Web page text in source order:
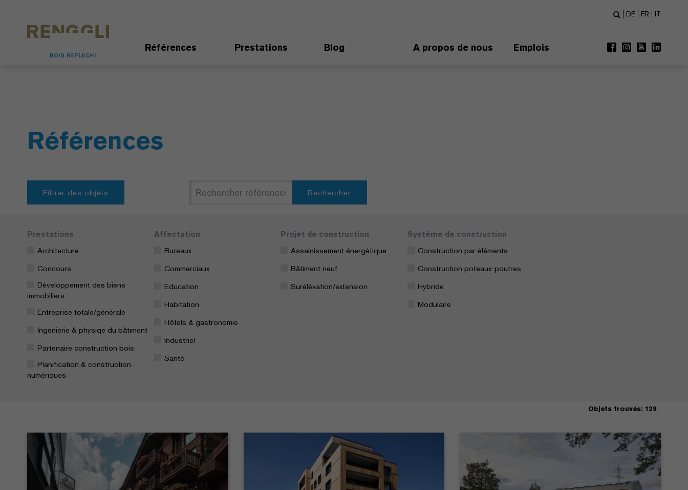
Références Prestations Blog A propos de nous Emplois
DE FR IT
Références
Filtrer des objets Rechercher
Prestations
Architecture
Concours
immobiliers
Entreprise totale/générale
Ingénierie & physiqe du bâtiment
Partenaire construction bois
numériques
Affectation
Bureaux
Commerciaux
Education
Habitation
Hôtels & gastronomie
Industriel
Santé
Projet de construction
Assainissement énergétique
Bâtiment neuf
Surélévation/extension
Système de construction
Construction par éléments
Construction poteaux-poutres
Hybride
Modulaire
Objets trouvés: 129